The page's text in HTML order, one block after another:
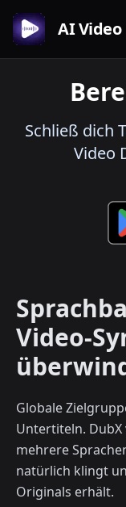
AI
Schließ dich
Video
Video-
Globale
Untertiteln.
mehrere
natürlich klingt
Originals erhält.